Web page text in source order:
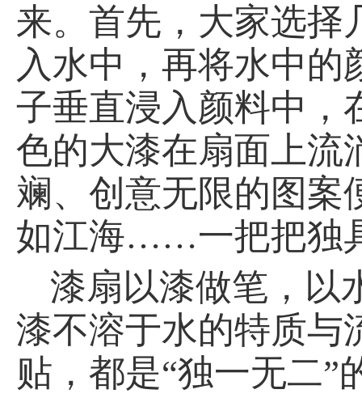
来。首先，大家选择
入水中，再将水中的
子垂直浸入颜料中，
色的大漆在扇面上流
斓、创意无限的图案
如江海……一把把独
漆扇以漆做笔，以
漆不溶于水的特质与
贴，都是“独一无二”